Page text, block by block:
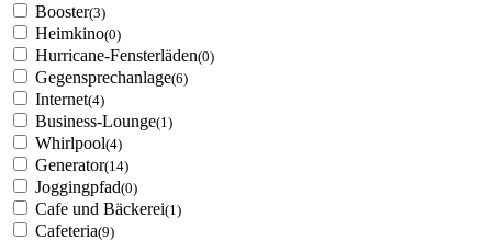
Booster(3)
Heimkino(0)
Hurricane-Fensterläden(0)
Gegensprechanlage(6)
Internet(4)
Business-Lounge(1)
Whirlpool(4)
Generator(14)
Joggingpfad(0)
Cafe und Bäckerei(1)
Cafeteria(9)